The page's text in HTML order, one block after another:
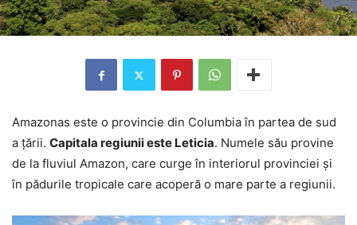
Amazonas este o provincie din Columbia în partea de sud
a țării. Capitala regiunii este Leticia. Numele său provine
de la fluviul Amazon, care curge în interiorul provinciei și
în pădurile tropicale care acoperă o mare parte a regiunii.